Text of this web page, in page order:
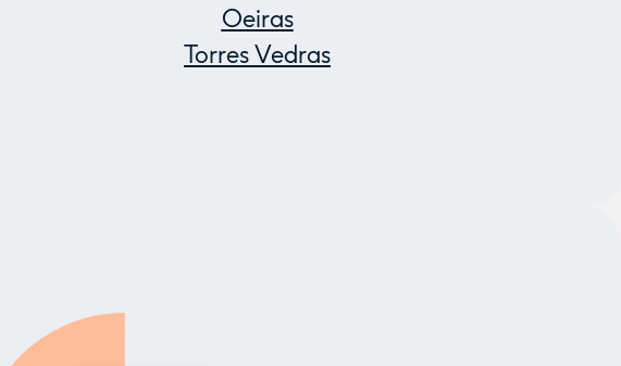
Oeiras
Torres Vedras